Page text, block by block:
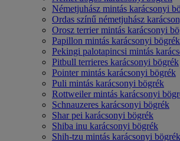
Németjuhász mintás karácsonyi
Ordas színű németjuhász
Orosz terrier mintás karácsonyi
Papillon mintás karácsonyi bögrék
Pekingi palotapincsi mintás
Pitbull terrieres karácsonyi bögrék
Pointer mintás karácsonyi bögrék
Puli mintás karácsonyi bögrék
Rottweiler mintás karácsonyi
Schnauzeres karácsonyi bögrék
Shar pei karácsonyi bögrék
Shiba inu karácsonyi bögrék
Shih-tzu mintás karácsonyi bögrék